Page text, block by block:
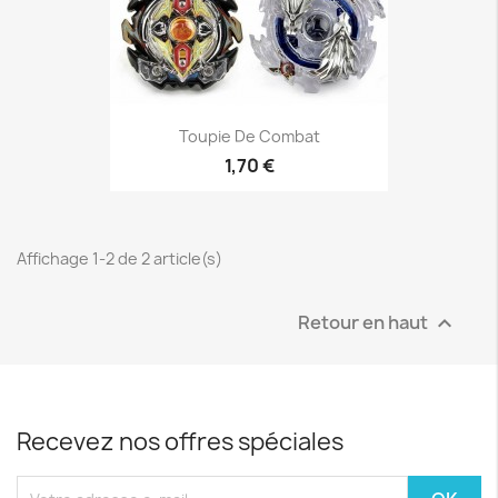
Toupie De Combat
1,70 €
Affichage 1-2 de 2 article(s)
Retour en haut 
Recevez nos offres spéciales